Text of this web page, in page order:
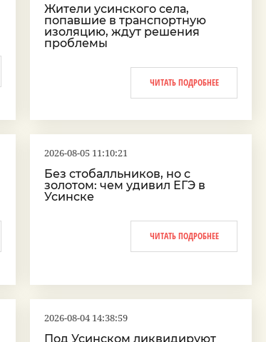
Жители усинского села,
попавшие в транспортную
изоляцию, ждут решения
проблемы
ЧИТАТЬ ПОДРОБНЕЕ
2026-08-05 11:10:21
Без стобалльников, но с
золотом: чем удивил ЕГЭ в
Усинске
ЧИТАТЬ ПОДРОБНЕЕ
2026-08-04 14:38:59
Под Усинском ликвидируют